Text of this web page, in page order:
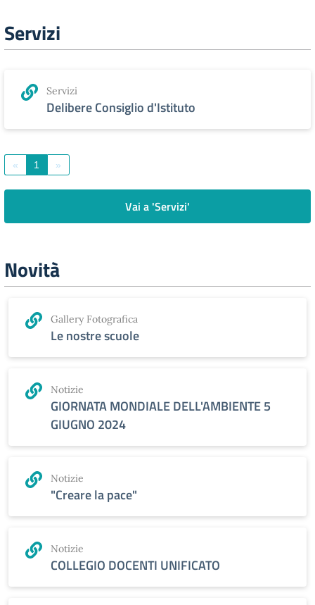
Servizi
Servizi
Delibere Consiglio d'Istituto
« 1 »
Vai a 'Servizi'
Novità
Gallery Fotografica
Le nostre scuole
Notizie
GIORNATA MONDIALE DELL'AMBIENTE 5
GIUGNO 2024
Notizie
"Creare la pace"
Notizie
COLLEGIO DOCENTI UNIFICATO